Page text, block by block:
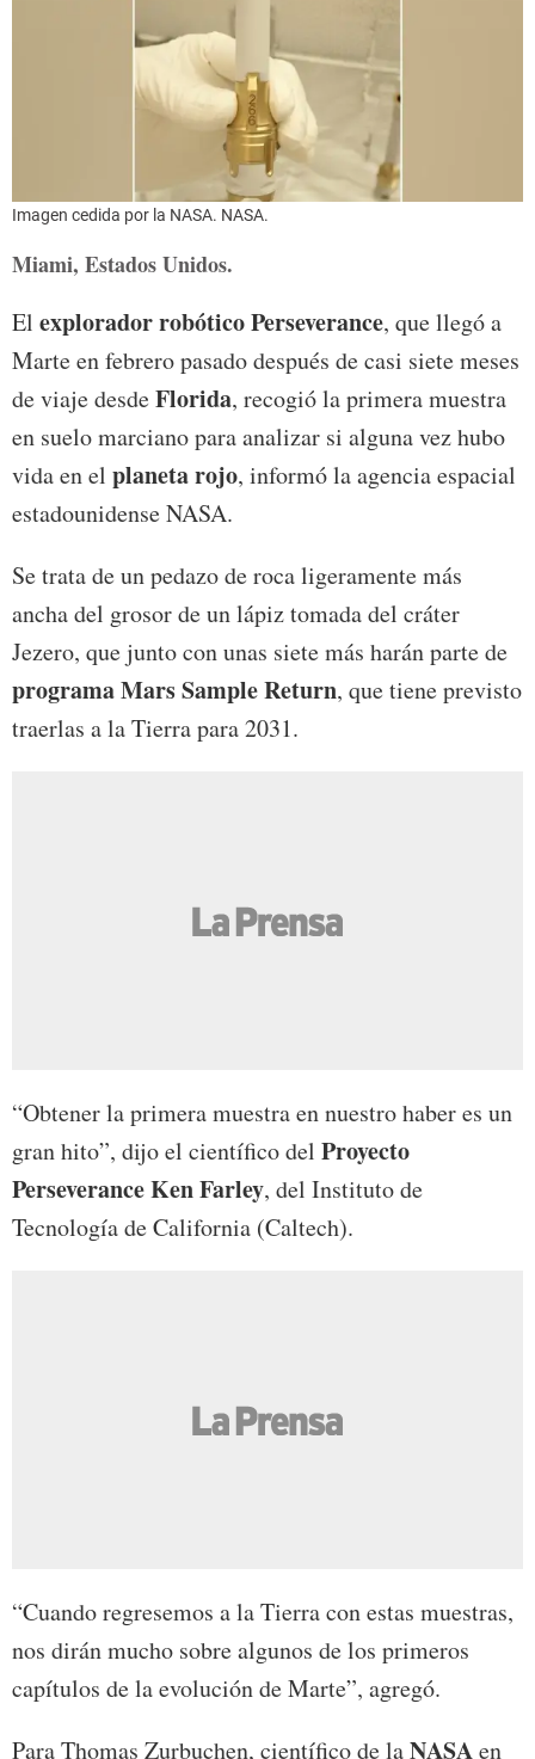
Imagen cedida por la NASA. NASA.
Miami, Estados Unidos.
El explorador robótico Perseverance, que llegó a
Marte en febrero pasado después de casi siete meses
de viaje desdeFlorida, recogió la primera muestra
en suelo marciano para analizar si alguna vez hubo
vida en el planeta rojo, informó la agencia espacial
estadounidense NASA.
Se trata de un pedazo de roca ligeramente más
ancha del grosor de un lápiz tomada del cráter
Jezero, que junto con unas siete más harán parte de
programa Mars Sample Return, que tiene previsto
traerlas a la Tierra para 2031.
“Obtener la primera muestra en nuestro haber es un
gran hito”, dijo el científico del Proyecto
Perseverance Ken Farley, del Instituto de
Tecnología de California (Caltech).
“Cuando regresemos a la Tierra con estas muestras,
nos dirán mucho sobre algunos de los primeros
capítulos de la evolución de Marte”, agregó.
Para Thomas Zurbuchen, científico de laNASAen